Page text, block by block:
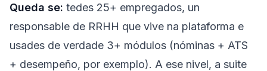
Queda se: tedes 25+ empregados, un
responsable de RRHH que vive na plataforma e
usades de verdade 3+ módulos (nóminas + ATS
+ desempeño, por exemplo). A ese nivel, a suite